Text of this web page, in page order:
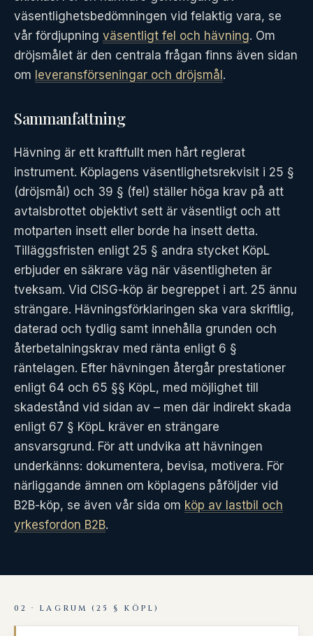
väsentlighetsbedömningen vid felaktig vara, se
vår fördjupning väsentligt fel och hävning. Om
dröjsmålet är den centrala frågan finns även sidan
om leveransförseningar och dröjsmål .
Sammanfattning
Hävning är ett kraftfullt men hårt reglerat
instrument. Köplagens väsentlighetsrekvisit i 25 §
(dröjsmål) och 39 § (fel) ställer höga krav på att
avtalsbrottet objektivt sett är väsentligt och att
motparten insett eller borde ha insett detta.
Tilläggsfristen enligt 25 § andra stycket KöpL
erbjuder en säkrare väg när väsentligheten är
tveksam. Vid CISG-köp är begreppet i art. 25 ännu
strängare. Hävningsförklaringen ska vara skriftlig,
daterad och tydlig samt innehålla grunden och
återbetalningskrav med ränta enligt 6 §
räntelagen. Efter hävningen återgår prestationer
enligt 64 och 65 §§ KöpL, med möjlighet till
skadestånd vid sidan av – men där indirekt skada
enligt 67 § KöpL kräver en strängare
ansvarsgrund. För att undvika att hävningen
underkänns: dokumentera, bevisa, motivera. För
närliggande ämnen om köplagens påföljder vid
B2B-köp, se även vår sida om köp av lastbil och
yrkesfordon B2B.
02 · LAGRUM (25 § KÖPL)